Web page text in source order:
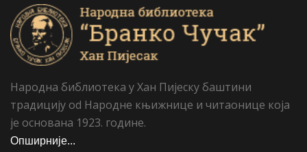
Народна библиотека у Хан Пијеску баштини
традицију od Народне књижнице и читаонице која
је основана 1923. године.
Опширније...